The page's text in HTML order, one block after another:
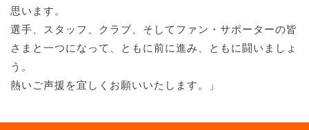
思います。
選手、スタッフ、クラブ、そしてファン・サポーターの皆
さまと一つになって、ともに前に進み、ともに闘いましょ
う。
熱いご声援を宜しくお願いいたします。」